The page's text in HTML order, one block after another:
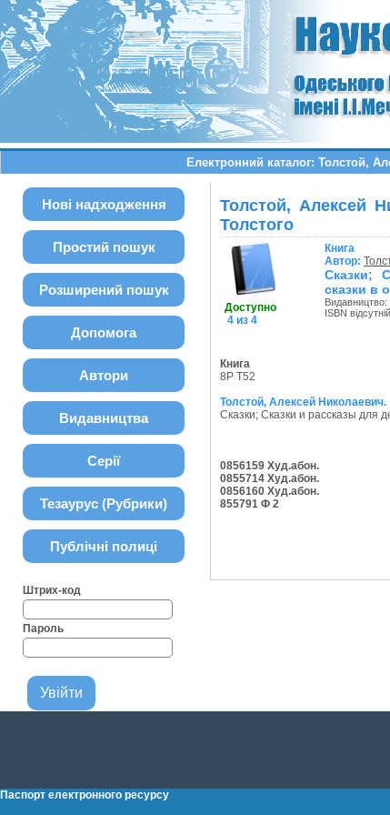
Електронний каталог: Толстой,
Нові надходження
Простий пошук
Розширений пошук
Допомога
Автори
Видавництва
Серії
Тезаурус (Рубрики)
Публічні полиці
Штрих-код
Пароль
Толстой, Алексей
Толстого
Доступно
4 из 4
Книга
Автор:
Сказки;
сказки в
Видавництво:
ISBN відсутній
Книга
8Р Т52
Толстой, Алексей Николаевич.
Сказки; Сказки и рассказы для
0856159 Худ.абон.
0855714 Худ.абон.
0856160 Худ.абон.
855791 Ф 2
Паспорт електронного ресурсу